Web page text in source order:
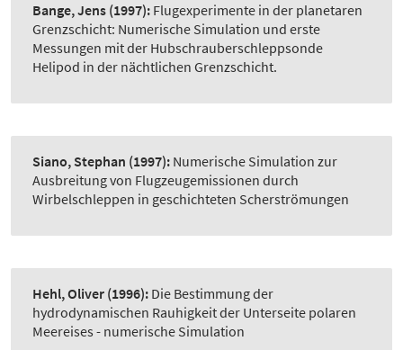
Bange, Jens (1997): Flugexperimente in der planetaren
Grenzschicht: Numerische Simulation und erste
Messungen mit der Hubschrauberschleppsonde
Helipod in der nächtlichen Grenzschicht.
Siano, Stephan (1997): Numerische Simulation zur
Ausbreitung von Flugzeugemissionen durch
Wirbelschleppen in geschichteten Scherströmungen
Hehl, Oliver (1996): Die Bestimmung der
hydrodynamischen Rauhigkeit der Unterseite polaren
Meereises - numerische Simulation